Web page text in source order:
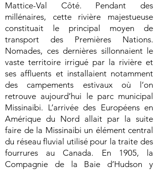
Mattice-Val Côté. Pendant des
millénaires, cette rivière majestueuse
constituait le principal moyen de
transport des Premières Nations.
Nomades, ces dernières sillonnaient le
vaste territoire irrigué par la rivière et
ses affluents et installaient notamment
des campements estivaux où l’on
retrouve aujourd’hui le parc municipal
Missinaibi. L’arrivée des Européens en
Amérique du Nord allait par la suite
faire de la Missinaibi un élément central
du réseau fluvial utilisé pour la traite des
fourrures au Canada. En 1905, la
Compagnie de la Baie d’Hudson y